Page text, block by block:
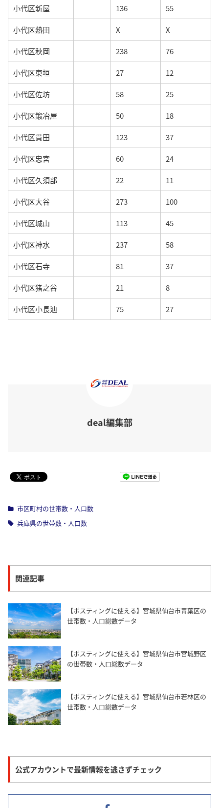
小代区新屋 136 55
小代区熱田 X X
小代区秋岡 238 76
小代区東垣 27 12
小代区佐坊 58 25
小代区鍛冶屋 50 18
小代区貫田 123 37
小代区忠宮 60 24
小代区久須部 22 11
小代区大谷 273 100
小代区城山 113 45
小代区神水 237 58
小代区石寺 81 37
小代区猪之谷 21 8
小代区小長辿 75 27
deal編集部
市区町村の世帯数・人口数
兵庫県の世帯数・人口数
関連記事
【ポスティングに使える】宮城県仙台市青葉区の
世帯数・人口総数データ
【ポスティングに使える】宮城県仙台市宮城野区
の世帯数・人口総数データ
【ポスティングに使える】宮城県仙台市若林区の
世帯数・人口総数データ
公式アカウントで最新情報を逃さずチェック